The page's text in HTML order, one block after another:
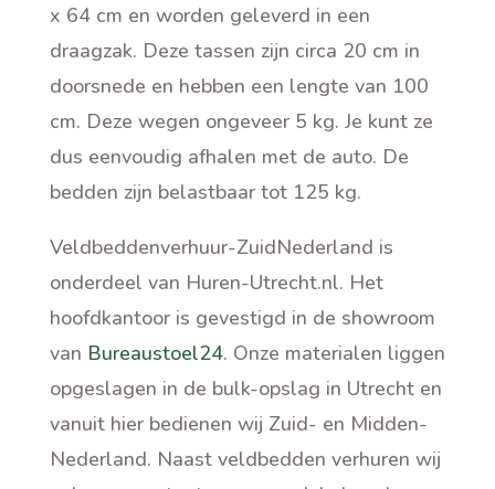
x 64 cm en worden geleverd in een
draagzak. Deze tassen zijn circa 20 cm in
doorsnede en hebben een lengte van 100
cm. Deze wegen ongeveer 5 kg. Je kunt ze
dus eenvoudig afhalen met de auto. De
bedden zijn belastbaar tot 125 kg.
Veldbeddenverhuur-ZuidNederland is
onderdeel van Huren-Utrecht.nl. Het
hoofdkantoor is gevestigd in de showroom
van Bureaustoel24. Onze materialen liggen
opgeslagen in de bulk-opslag in Utrecht en
vanuit hier bedienen wij Zuid- en Midden-
Nederland. Naast veldbedden verhuren wij